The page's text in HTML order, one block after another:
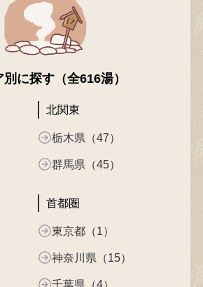
別に探す（全616湯）
北関東
栃木県（47）
群馬県（45）
首都圏
東京都（1）
神奈川県（15）